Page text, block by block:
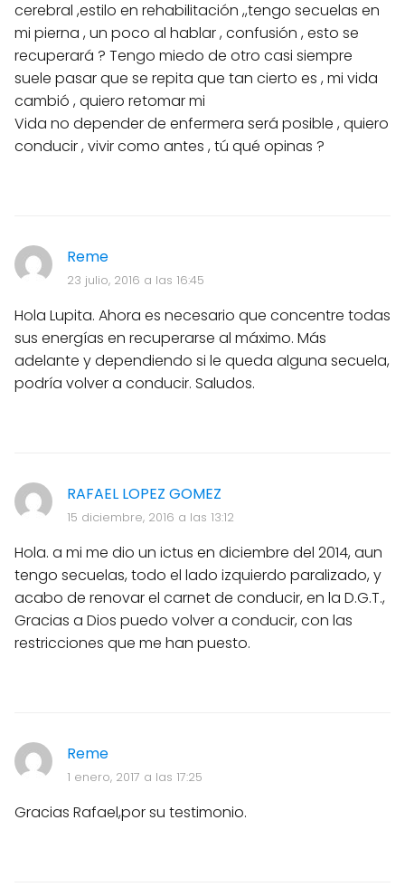
cerebral ,estilo en rehabilitación ,,tengo secuelas en
mi pierna , un poco al hablar , confusión , esto se
recuperará ? Tengo miedo de otro casi siempre
suele pasar que se repita que tan cierto es , mi vida
cambió , quiero retomar mi
Vida no depender de enfermera será posible , quiero
conducir , vivir como antes , tú qué opinas ?
Reme
23 julio, 2016 a las 16:45
Hola Lupita. Ahora es necesario que concentre todas
sus energías en recuperarse al máximo. Más
adelante y dependiendo si le queda alguna secuela,
podría volver a conducir. Saludos.
RAFAEL LOPEZ GOMEZ
15 diciembre, 2016 a las 13:12
Hola. a mi me dio un ictus en diciembre del 2014, aun
tengo secuelas, todo el lado izquierdo paralizado, y
acabo de renovar el carnet de conducir, en la D.G.T.,
Gracias a Dios puedo volver a conducir, con las
restricciones que me han puesto.
Reme
1 enero, 2017 a las 17:25
Gracias Rafael,por su testimonio.